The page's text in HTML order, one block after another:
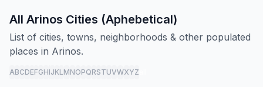
All Arinos Cities (Aphebetical)
List of cities, towns, neighborhoods & other populated
places in Arinos.
ABCDEFGHIJKLMNOPQRSTUVWXYZ